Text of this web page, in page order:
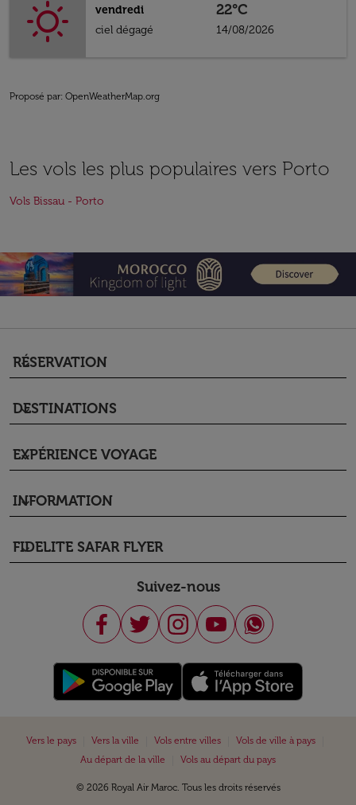
vendredi
ciel dégagé
22°C
14/08/2026
Proposé par: OpenWeatherMap.org
Les vols les plus populaires vers Porto
Vols Bissau - Porto
RÉSERVATION
keyboard_arrow_down
DESTINATIONS
keyboard_arrow_down
EXPÉRIENCE VOYAGE
keyboard_arrow_down
INFORMATION
keyboard_arrow_down
FIDELITE SAFAR FLYER
keyboard_arrow_down
Suivez-nous
Vers le pays Vers la ville Vols entre villes Vols de ville à pays
Au départ de la ville
Vols au départ du pays
© 2026 Royal Air Maroc. Tous les droits réservés